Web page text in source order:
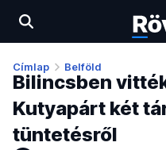
Címlap Belföld
Bilincsben
Kutyapárt két
tüntetésről